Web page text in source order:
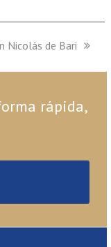
Nicolás de Bari
rápida,